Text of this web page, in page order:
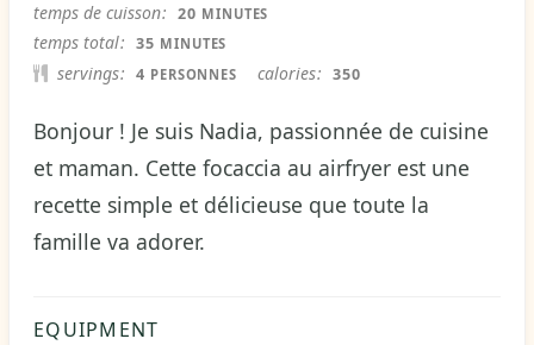
temps de cuisson 20 MINUTES
MINUTES
temps total 35 MINUTES
MINUTES
servings 4 PERSONNES calories 350
Bonjour ! Je suis Nadia, passionnée de cuisine
et maman. Cette focaccia au airfryer est une
recette simple et délicieuse que toute la
famille va adorer.
EQUIPMENT